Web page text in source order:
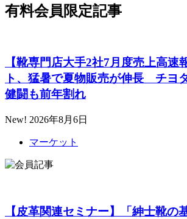
有料会員限定記事
【靴専門店大手2社7月度売上高速
ト、猛暑で夏物販売が伸長 チヨ
健闘も前年割れ
New! 2026年8月6日
マーケット
【皮革関連セミナー】「紳士靴の